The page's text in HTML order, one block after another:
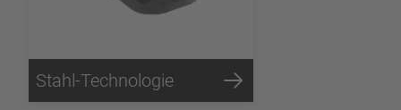
Stahl-Technologie